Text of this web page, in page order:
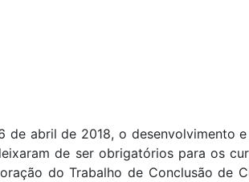
abril de 2018, o desenvolvimento
de ser obrigatórios para os
do Trabalho de Conclusão de